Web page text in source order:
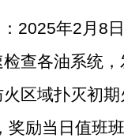
2025年2月 8
查各油系统，
区域扑灭初
奖励当日值班